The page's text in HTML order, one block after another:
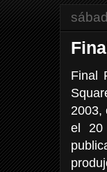
Final
2003,
el 20